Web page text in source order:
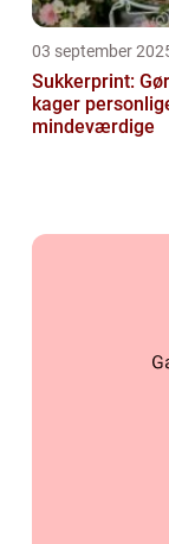
03 september
Sukkerprint:
kager
mindeværdige